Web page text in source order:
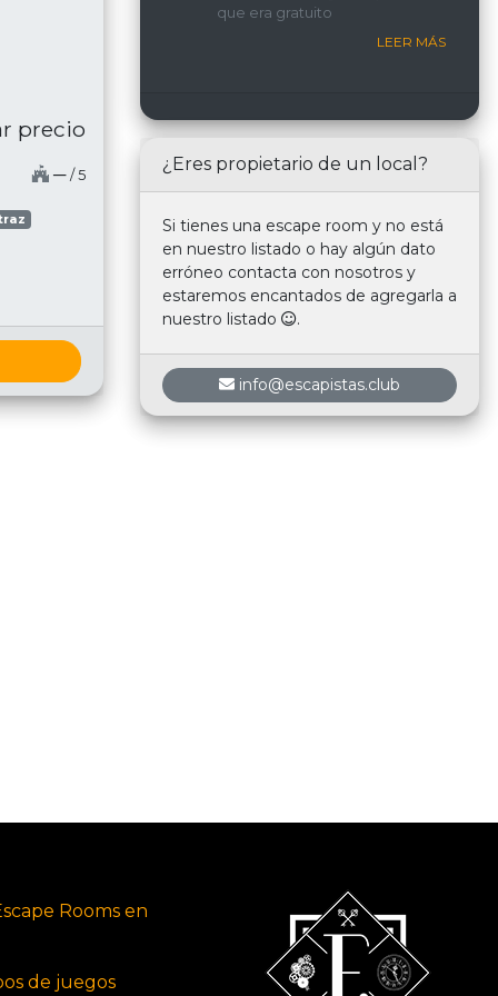
precio
─ / 5
nosotros.
que era gratuito
LEER MÁS
¿Eres propietario de un local?
Si tienes una escape room y no está
en nuestro listado o hay algún dato
erróneo contacta con nosotros y
estaremos encantados de agregarla a
nuestro listado
.
info@escapistas.club
Rooms en
de juegos